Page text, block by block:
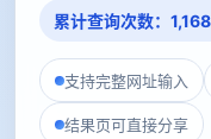
累计查询次数：
支持完整网址输入
结果页可直接分享